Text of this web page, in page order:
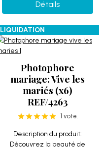
Détails
LIQUIDATION
Photophore
mariage: Vive les
mariés (x6)
REF/4263
1 vote.
Description du produit:
Découvrez la beauté de